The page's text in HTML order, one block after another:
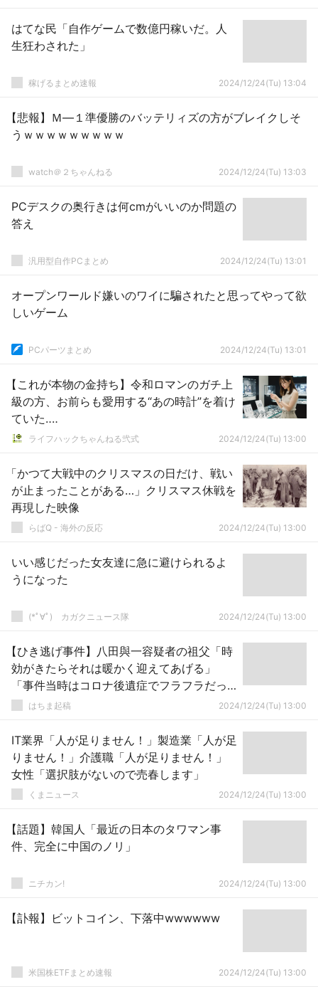
はてな民「自作ゲームで数億円稼いだ。人
生狂わされた」
稼げるまとめ速報 2024/12/24(Tu) 13:04
【悲報】Ｍ―１準優勝のバッテリィズの方がブレイクしそ
うｗｗｗｗｗｗｗｗｗ
watch＠２ちゃんねる 2024/12/24(Tu) 13:03
PCデスクの奥行きは何cmがいいのか問題の
答え
汎用型自作PCまとめ 2024/12/24(Tu) 13:01
オープンワールド嫌いのワイに騙されたと思ってやって欲
しいゲーム
PCパーツまとめ 2024/12/24(Tu) 13:01
【これが本物の金持ち】令和ロマンのガチ上
級の方、お前らも愛用する“あの時計”を着け
ていた‥‥
ライフハックちゃんねる弐式 2024/12/24(Tu) 13:00
「かつて大戦中のクリスマスの日だけ、戦い
が止まったことがある…」クリスマス休戦を
再現した映像
らばQ - 海外の反応 2024/12/24(Tu) 13:00
いい感じだった女友達に急に避けられるよ
うになった
(*ﾟ∀ﾟ)ゞカガクニュース隊 2024/12/24(Tu) 13:00
【ひき逃げ事件】八田與一容疑者の祖父「時
効がきたらそれは暖かく迎えてあげる」
「事件当時はコロナ後遺症でフラフラだっ
た」はちま起稿 2024/12/24(Tu) 13:00
IT業界「人が足りません！」製造業「人が足
りません！」介護職「人が足りません！」
女性「選択肢がないので売春します」
くまニュース 2024/12/24(Tu) 13:00
【話題】韓国人「最近の日本のタワマン事
件、完全に中国のノリ」
ニチカン! 2024/12/24(Tu) 13:00
【訃報】ビットコイン、下落中wwwwww
米国株ETFまとめ速報 2024/12/24(Tu) 13:00